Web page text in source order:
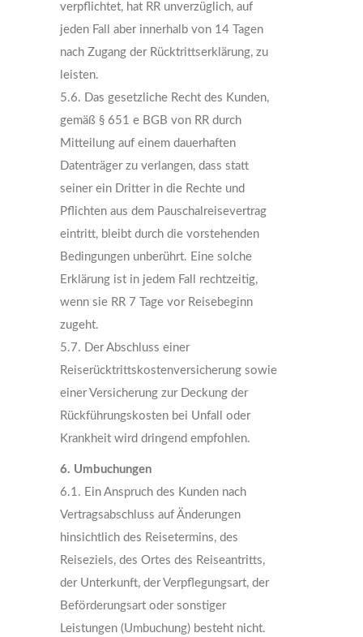
verpflichtet, hat RR unverzüglich, auf
jeden Fall aber innerhalb von 14 Tagen
nach Zugang der Rücktrittserklärung, zu
leisten.
5.6. Das gesetzliche Recht des Kunden,
gemäß § 651 e BGB von RR durch
Mitteilung auf einem dauerhaften
Datenträger zu verlangen, dass statt
seiner ein Dritter in die Rechte und
Pflichten aus dem Pauschalreisevertrag
eintritt, bleibt durch die vorstehenden
Bedingungen unberührt. Eine solche
Erklärung ist in jedem Fall rechtzeitig,
wenn sie RR 7 Tage vor Reisebeginn
zugeht.
5.7. Der Abschluss einer
Reiserücktrittskostenversicherung sowie
einer Versicherung zur Deckung der
Rückführungskosten bei Unfall oder
Krankheit wird dringend empfohlen.
6. Umbuchungen
6.1. Ein Anspruch des Kunden nach
Vertragsabschluss auf Änderungen
hinsichtlich des Reisetermins, des
Reiseziels, des Ortes des Reiseantritts,
der Unterkunft, der Verpflegungsart, der
Beförderungsart oder sonstiger
Leistungen (Umbuchung) besteht nicht.